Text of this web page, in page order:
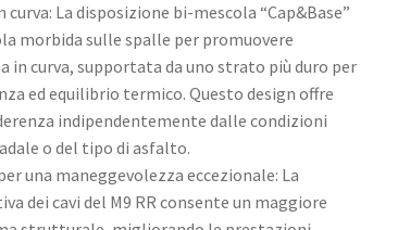
curva: La disposizione bi-mescola “Cap&Base”
morbida sulle spalle per promuovere
in curva, supportata da uno strato più duro per
ed equilibrio termico. Questo design offre
indipendentemente dalle condizioni
o del tipo di asfalto.
una maneggevolezza eccezionale: La
dei cavi del M9 RR consente un maggiore